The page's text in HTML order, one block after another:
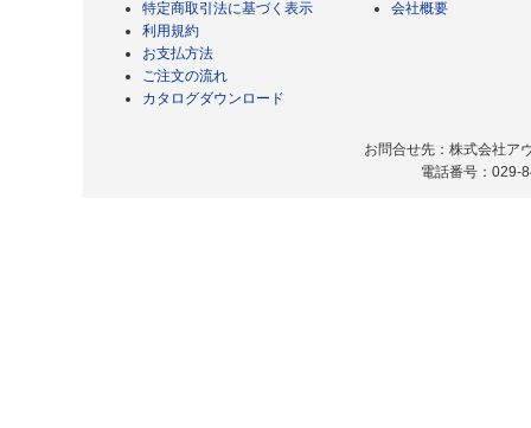
特定商取引法に基づく表示
利用規約
お支払方法
ご注文の流れ
カタログダウンロード
会社概要
お問合せ先：株式会社ア
電話番号：